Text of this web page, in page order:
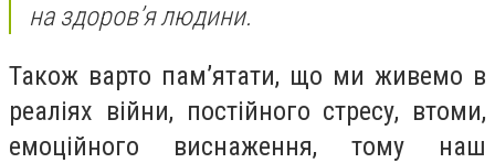
на здоров’я людини.
Також варто пам’ятати, що ми живемо в
реаліях війни, постійного стресу, втоми,
емоційного виснаження, тому наш